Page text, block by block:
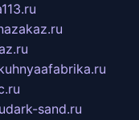
dark-sand.ru